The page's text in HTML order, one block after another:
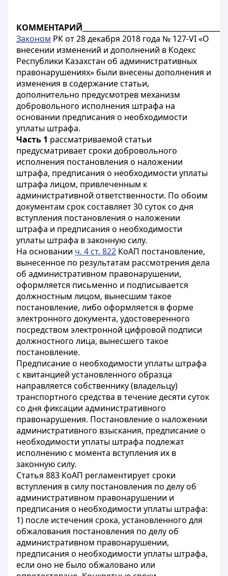
КОММЕНТАРИЙ
Законом РК от28 декабря 2018 года № 127-VI «О
внесении изменений и дополнений в Кодекс
Республики Казахстан об административных
правонарушениях» были внесены дополнения и
изменения в содержание статьи,
дополнительно предусмотрев механизм
добровольного исполнения штрафа на
основании предписания о необходимости
уплаты штрафа.
Часть 1 рассматриваемой статьи
предусматривает сроки добровольного
исполнения постановления о наложении
штрафа, предписания о необходимости уплаты
штрафа лицом, привлеченным к
административной ответственности. По обоим
документам срок составляет 30 сутоксо дня
вступления постановления о наложении
штрафа и предписания о необходимости
уплаты штрафа в законную силу.
На основании ч. 4 ст. 822 КоАП постановление,
вынесенное по результатам рассмотрения дела
об административном правонарушении,
оформляется письменно и подписывается
должностным лицом, вынесшим такое
постановление, либо оформляется в форме
электронного документа, удостоверенного
посредством электронной цифровой подписи
должностного лица, вынесшего такое
постановление.
Предписание о необходимости уплаты штрафа
с квитанцией установленного образца
направляется собственнику (владельцу)
транспортного средства в течение десяти суток
со дня фиксации административного
правонарушения. Постановление о наложении
административного взыскания, предписание о
необходимости уплаты штрафа подлежат
исполнению с момента вступления их в
законную силу.
Статья 883 КоАП регламентирует сроки
вступления в силу постановления по делу об
административном правонарушении и
предписания о необходимости уплаты штрафа:
1) после истечения срока, установленного для
обжалования постановления по делу об
административном правонарушении,
предписания о необходимости уплаты штрафа,
если оно не было обжаловано или